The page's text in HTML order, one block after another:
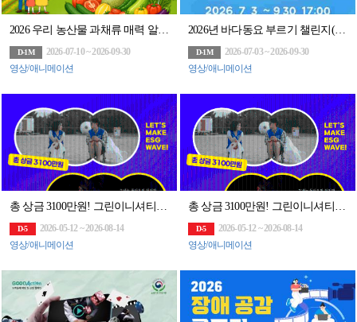
2026 우리 농산물 과채류 매력 알리기 콘텐츠 공모전
D-1M
2026-07-10 ~ 2026-09-30
영상/애니메이션
2026년 바다동요 부르기 챌린지(~9/30)
D-1M
2026-07-03 ~ 2026-09-30
영상/애니메이션
총 상금 3100만원! 그린이니셔티브 60초 영화제 공모전 (~8/14)
D-5
2026-05-12 ~ 2026-08-14
영상/애니메이션
총 상금 3100만원! 그린이니셔티브 60초 영화제 공모전 (~8/14)
D-5
2026-05-12 ~ 2026-08-14
영상/애니메이션